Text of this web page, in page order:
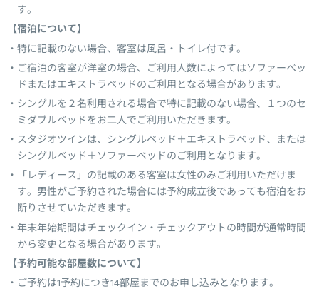
す。
【宿泊について】
特に記載のない場合、客室は風呂・トイレ付です。
ご宿泊の客室が洋室の場合、ご利用人数によってはソファーベッ
ドまたはエキストラベッドのご利用となる場合があります。
シングルを２名利用される場合で特に記載のない場合、１つのセ
ミダブルベッドをお二人でご利用いただきます。
スタジオツインは、シングルベッド＋エキストラベッド、または
シングルベッド＋ソファーベッドのご利用となります。
「レディース」の記載のある客室は女性のみご利用いただけま
す。男性がご予約された場合には予約成立後であっても宿泊をお
断りさせていただきます。
年末年始期間はチェックイン・チェックアウトの時間が通常時間
から変更となる場合があります。
【予約可能な部屋数について】
ご予約は1予約につき14部屋までのお申し込みとなります。